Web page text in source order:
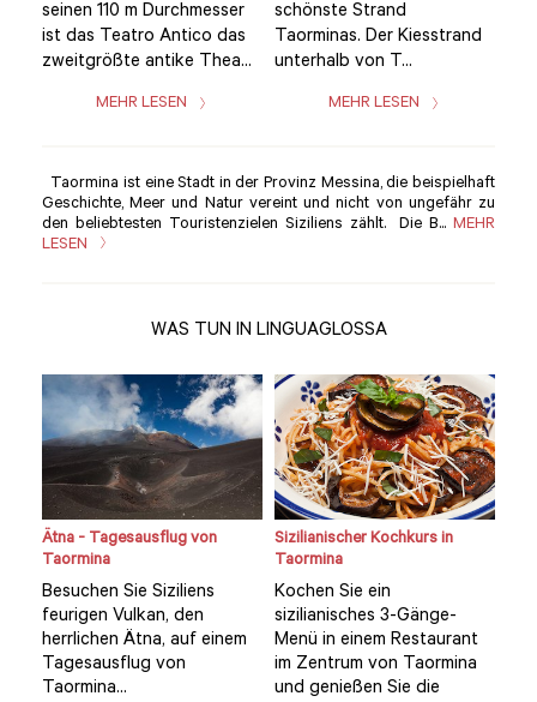
seinen 110 m Durchmesser
ist das Teatro Antico das
zweitgrößte antike Thea...
MEHR LESEN
schönste Strand
Taorminas. Der Kiesstrand
unterhalb von T...
MEHR LESEN
Taormina ist eine Stadt in der Provinz Messina, die beispielhaft
Geschichte, Meer und Natur vereint und nicht von ungefähr zu
den beliebtesten Touristenzielen Siziliens zählt. Die B... MEHR
LESEN
WAS TUN IN LINGUAGLOSSA
Ätna - Tagesausflug von
Taormina
Besuchen Sie Siziliens
feurigen Vulkan, den
herrlichen Ätna, auf einem
Tagesausflug von
Taormina...
Sizilianischer Kochkurs in
Taormina
Kochen Sie ein
sizilianisches 3-Gänge-
Menü in einem Restaurant
im Zentrum von Taormina
und genießen Sie die